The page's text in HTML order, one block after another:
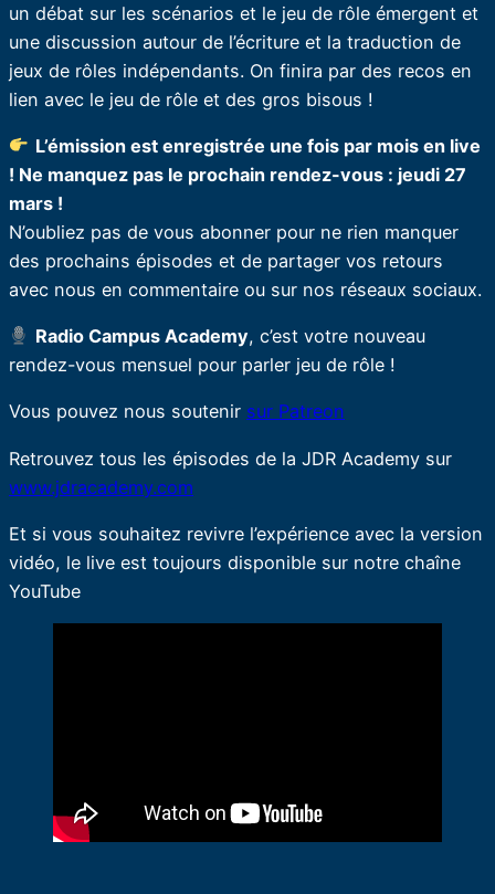
un débat sur les scénarios et le jeu de rôle émergent et
une discussion autour de l’écriture et la traduction de
jeux de rôles indépendants. On finira par des recos en
lien avec le jeu de rôle et des gros bisous !
L’émission est enregistrée une fois par mois en live
! Ne manquez pas le prochain rendez-vous : jeudi 27
mars !
N’oubliez pas de vous abonner pour ne rien manquer
des prochains épisodes et de partager vos retours
avec nous en commentaire ou sur nos réseaux sociaux.
Radio Campus Academy, c’est votre nouveau
rendez-vous mensuel pour parler jeu de rôle !
Vous pouvez nous soutenir sur Patreon
Retrouvez tous les épisodes de la JDR Academy sur
www.jdracademy.com
Et si vous souhaitez revivre l’expérience avec la version
vidéo, le live est toujours disponible sur notre chaîne
YouTube